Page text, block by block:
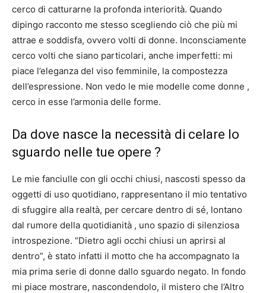
cerco di catturarne la profonda interiorità. Quando
dipingo racconto me stesso scegliendo ciò che più mi
attrae e soddisfa, ovvero volti di donne. Inconsciamente
cerco volti che siano particolari, anche imperfetti: mi
piace l’eleganza del viso femminile, la compostezza
dell’espressione. Non vedo le mie modelle come donne ,
cerco in esse l’armonia delle forme.
Da dove nasce la necessità di celare lo
sguardo nelle tue opere ?
Le mie fanciulle con gli occhi chiusi, nascosti spesso da
oggetti di uso quotidiano, rappresentano il mio tentativo
di sfuggire alla realtà, per cercare dentro di sé, lontano
dal rumore della quotidianità , uno spazio di silenziosa
introspezione. “Dietro agli occhi chiusi un aprirsi al
dentro”, è stato infatti il motto che ha accompagnato la
mia prima serie di donne dallo sguardo negato. In fondo
mi piace mostrare, nascondendolo, il mistero che l’Altro